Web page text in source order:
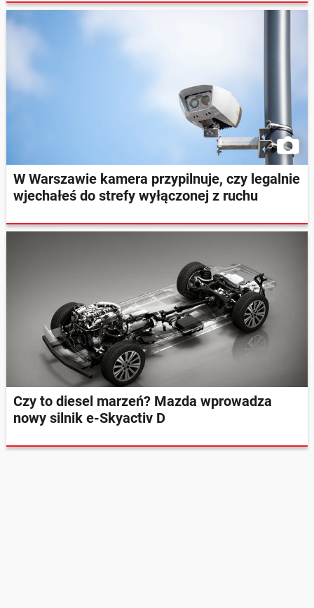
W Warszawie kamera przypilnuje, czy legalnie
wjechałeś do strefy wyłączonej z ruchu
Czy to diesel marzeń? Mazda wprowadza
nowy silnik e-Skyactiv D